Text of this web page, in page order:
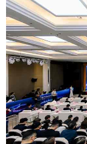
访谈
法律
食品
学术中国
城市
彩票